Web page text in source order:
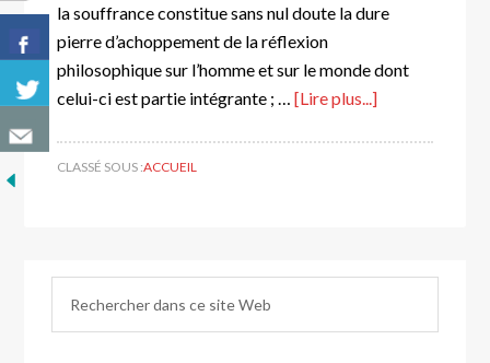
la souffrance constitue sans nul doute la dure
pierre d’achoppement de la réflexion
philosophique sur l’homme et sur le monde dont
celui-ci est partie intégrante ; …[Lire plus...]
CLASSÉ SOUS :ACCUEIL